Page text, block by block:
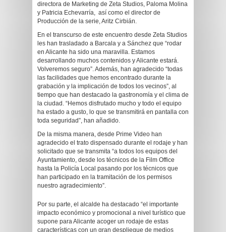
directora de Marketing de Zeta Studios, Paloma Molina
y Patricia Echevarría, así como el director de
Producción de la serie, Aritz Cirbián.
En el transcurso de este encuentro desde Zeta Studios
les han trasladado a Barcala y a Sánchez que “rodar
en Alicante ha sido una maravilla. Estamos
desarrollando muchos contenidos y Alicante estará.
Volveremos seguro”. Además, han agradecido “todas
las facilidades que hemos encontrado durante la
grabación y la implicación de todos los vecinos”, al
tiempo que han destacado la gastronomía y el clima de
la ciudad. “Hemos disfrutado mucho y todo el equipo
ha estado a gusto, lo que se transmitirá en pantalla con
toda seguridad”, han añadido.
De la misma manera, desde Prime Video han
agradecido el trato dispensado durante el rodaje y han
solicitado que se transmita “a todos los equipos del
Ayuntamiento, desde los técnicos de la Film Office
hasta la Policía Local pasando por los técnicos que
han participado en la tramitación de los permisos
nuestro agradecimiento”.
Por su parte, el alcalde ha destacado “el importante
impacto económico y promocional a nivel turístico que
supone para Alicante acoger un rodaje de estas
características con un gran despliegue de medios